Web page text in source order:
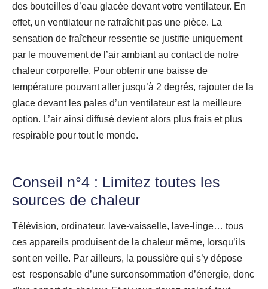
des bouteilles d’eau glacée devant votre ventilateur. En
effet, un ventilateur ne rafraîchit pas une pièce. La
sensation de fraîcheur ressentie se justifie uniquement
par le mouvement de l’air ambiant au contact de notre
chaleur corporelle. Pour obtenir une baisse de
température pouvant aller jusqu’à 2 degrés, rajouter de la
glace devant les pales d’un ventilateur est la meilleure
option. L’air ainsi diffusé devient alors plus frais et plus
respirable pour tout le monde.
Conseil n°4 : Limitez toutes les
sources de chaleur
Télévision, ordinateur, lave-vaisselle, lave-linge… tous
ces appareils produisent de la chaleur même, lorsqu’ils
sont en veille. Par ailleurs, la poussière qui s’y dépose
est responsable d’une surconsommation d’énergie, donc